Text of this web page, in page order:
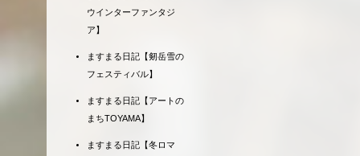
ウインターファンタジ
ア】
ますまる日記【剱岳雪の
フェスティバル】
ますまる日記【アートの
まちTOYAMA】
ますまる日記【冬ロマ